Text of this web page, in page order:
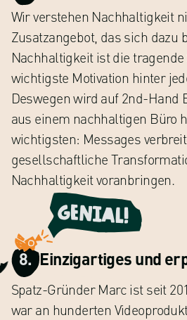
Wir verstehen Nachhaltigkeit
Zusatzangebot, das sich dazu
Nachhaltigkeit ist die
wichtigste Motivation hinter
Deswegen wird auf 2nd-Hand
aus einem nachhaltigen Büro
wichtigsten: Messages
gesellschaftliche
Nachhaltigkeit voranbringen.
Genial!
8. Einzigartiges und
Spatz-Gründer Marc ist seit
war an hunderten